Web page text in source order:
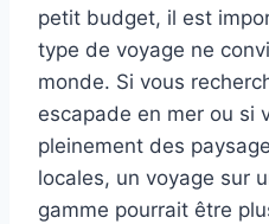
petit budget, il est
type de voyage ne
monde. Si vous
escapade en mer ou si
pleinement des
locales, un voyage sur
gamme pourrait être